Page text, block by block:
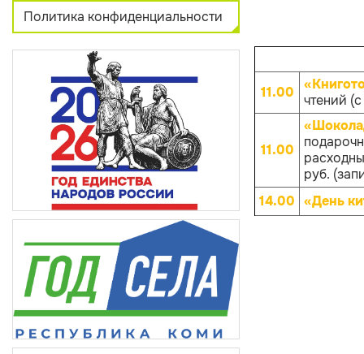
Политика конфиденциальности
11.00
чтений
11.00
руб.
14.00 «День